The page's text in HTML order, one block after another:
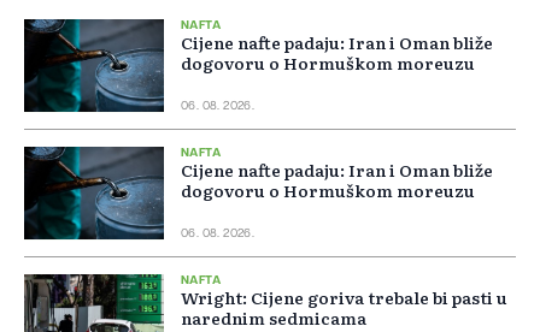
NAFTA
Cijene nafte padaju: Iran i Oman bliže
dogovoru o Hormuškom moreuzu
06. 08. 2026.
NAFTA
Cijene nafte padaju: Iran i Oman bliže
dogovoru o Hormuškom moreuzu
06. 08. 2026.
NAFTA
Wright: Cijene goriva trebale bi pasti u
narednim sedmicama